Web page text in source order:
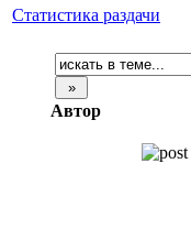
Статистика раздачи
Автор